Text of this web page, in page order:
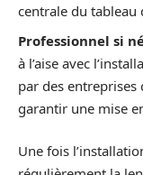
centrale du tableau
Professionnel si
à l’aise avec
par des entreprises
garantir une mise
Une fois